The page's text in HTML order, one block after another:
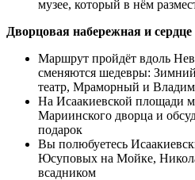
музее, который в нём
Дворцовая набережная и сердце
Маршрут пройдёт вдоль
сменяются шедевры:
театр, Мраморный и
На Исаакиевской площади
Мариинского дворца и
подарок
Вы полюбуетесь
Юсуповых на Мойке,
всадником